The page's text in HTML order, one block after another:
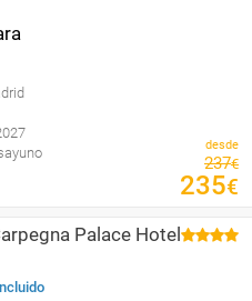
desde
237€
235€
Palace Hotel